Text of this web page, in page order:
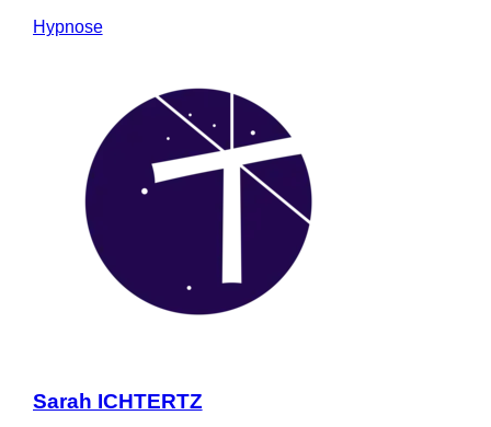
Hypnose
Sarah ICHTERTZ